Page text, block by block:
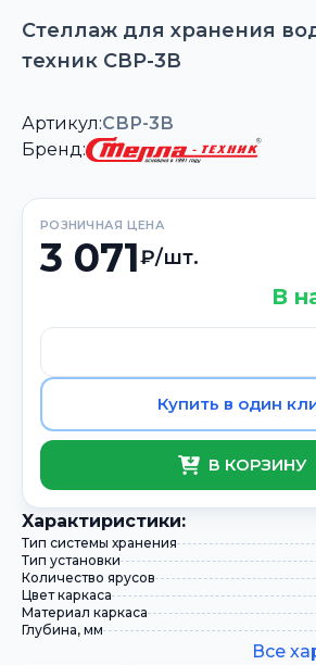
Стеллаж для хранения
техник СВР-3В
Артикул:СВР-3В
Бренд:
РОЗНИЧНАЯ ЦЕНА
3 071₽/шт.
В
Купить в один
В КОРЗИНУ
Xарактиристики:
Тип системы хранения
Тип установки
Количество ярусов
Цвет каркаса
Материал каркаса
Глубина, мм
Все